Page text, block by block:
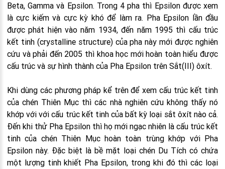
Beta, Gamma và Epsilon. Trong 4 pha thì Epsilon được xem
là cực kiếm và cực kỳ khó để làm ra. Pha Epsilon lần đầu
được phát hiện vào năm 1934, đến năm 1995 thì cấu trúc
kết tinh (crystalline structure) của pha này mới được nghiên
cứu và phải đến 2005 thì khoa học mới hoàn toàn hiểu được
cấu trúc và sự hình thành của Pha Epsilon trên Sắt(III) ôxít.
Khi dùng các phương pháp kể trên để xem cấu trúc kết tinh
của chén Thiên Mục thì các nhà nghiên cứu không thấy nó
khớp với với cấu trúc kết tinh của bất kỳ loại sắt ôxít nào cả.
Đến khi thử Pha Epsilon thì họ mới ngạc nhiên là cấu trúc kết
tinh của chén Thiên Mục hoàn toàn trùng khớp với Pha
Epsilon này. Đặc biệt là bề mặt loại chén Du Tích có chứa
một lượng tinh khiết Pha Epsilon, trong khi đó thì các loại